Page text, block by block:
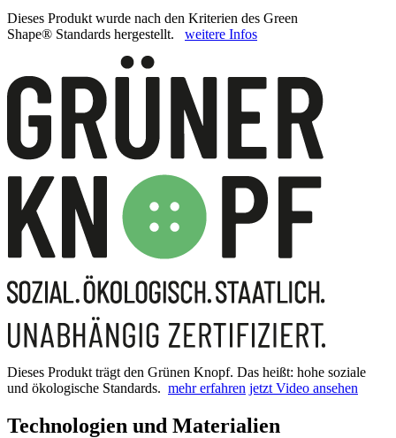
Dieses Produkt wurde nach den Kriterien des Green
Shape® Standards hergestellt. weitere Infos
Dieses Produkt trägt den Grünen Knopf. Das heißt: hohe soziale
und ökologische Standards. mehr erfahren jetzt Video ansehen
Technologien und Materialien